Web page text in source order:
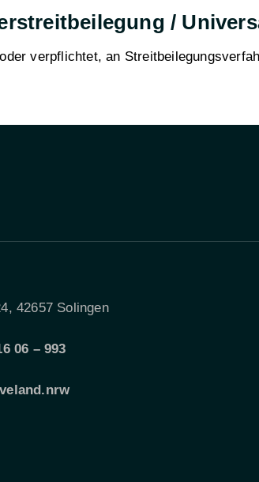
/
verpflichtet, an
42657 Solingen
06 – 993